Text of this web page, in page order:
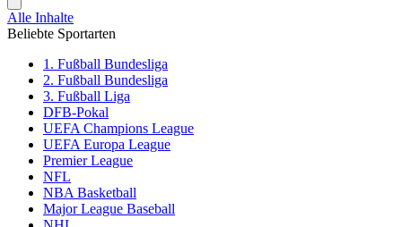
Alle Inhalte
Beliebte Sportarten
1. Fußball Bundesliga
2. Fußball Bundesliga
3. Fußball Liga
DFB-Pokal
UEFA Champions League
UEFA Europa League
Premier League
NFL
NBA Basketball
Major League Baseball